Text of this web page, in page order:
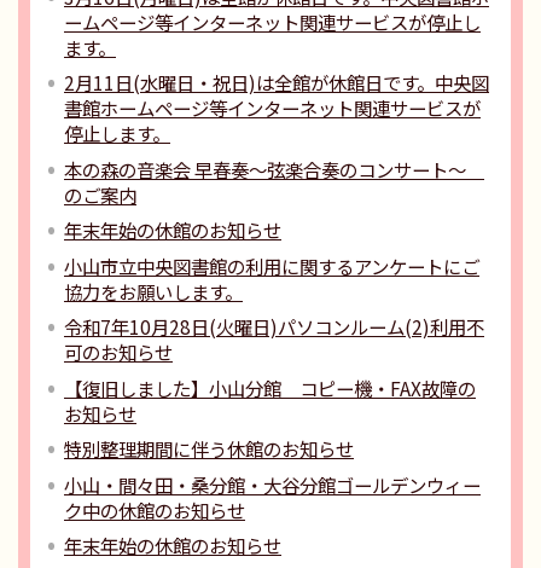
ームページ等インターネット関連サービスが停止し
ます。
2月11日(水曜日・祝日)は全館が休館日です。中央図
書館ホームページ等インターネット関連サービスが
停止します。
本の森の音楽会 早春奏～弦楽合奏のコンサート～
のご案内
年末年始の休館のお知らせ
小山市立中央図書館の利用に関するアンケートにご
協力をお願いします。
令和7年10月28日(火曜日)パソコンルーム(2)利用不
可のお知らせ
【復旧しました】小山分館 コピー機・FAX故障の
お知らせ
特別整理期間に伴う休館のお知らせ
小山・間々田・桑分館・大谷分館ゴールデンウィー
ク中の休館のお知らせ
年末年始の休館のお知らせ